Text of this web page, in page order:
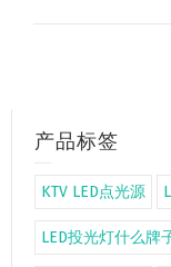
产品标签
KTV LED点光源
LED投光灯什么牌